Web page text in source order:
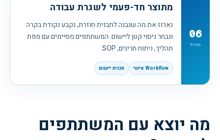
06
מודול
מתוצר חד-פעמי לשגרת עבודה
נארוז את מה שנבנה לתבנית חוזרת, נקבע נקודת בקרה
ונבחר ניסוי קטן ליישום. המשתתפים מסיימים עם מפת
תהליך, ניתוח חריגים, SOP.
Workflow אישי תכנית יישום
מה יוצא עם המשתתפים